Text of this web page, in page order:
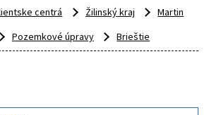
centrá
Žilinský kraj
Martin
Pozemkové úpravy Brieštie